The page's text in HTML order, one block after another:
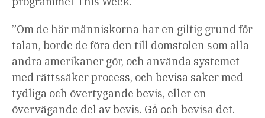
”Om de här människorna har en giltig grund för
talan, borde de föra den till domstolen som alla
andra amerikaner gör, och använda systemet
med rättssäker process, och bevisa saker med
tydliga och övertygande bevis, eller en
övervägande del av bevis. Gå och bevisa det.